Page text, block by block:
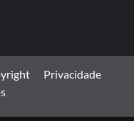
Privacidade